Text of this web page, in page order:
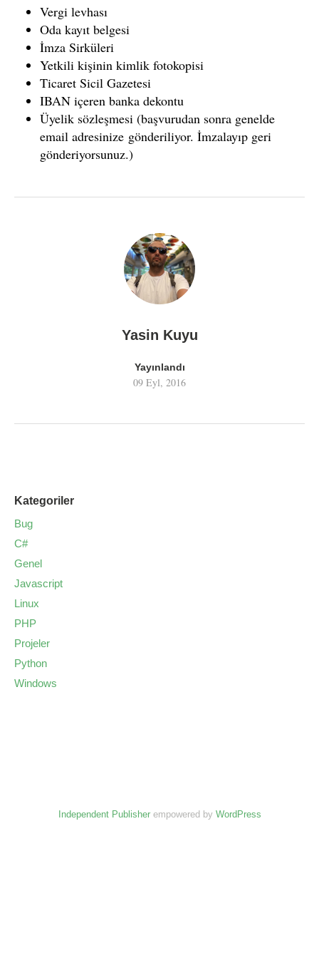
Vergi levhası
Oda kayıt belgesi
İmza Sirküleri
Yetkili kişinin kimlik fotokopisi
Ticaret Sicil Gazetesi
IBAN içeren banka dekontu
Üyelik sözleşmesi (başvurudan sonra genelde
email adresinize gönderiliyor. İmzalayıp geri
gönderiyorsunuz.)
Yasin Kuyu
Yayınlandı
09 Eyl, 2016
Kategoriler
Bug
C#
Genel
Javascript
Linux
PHP
Projeler
Python
Windows
Independent Publisherempowered by WordPress